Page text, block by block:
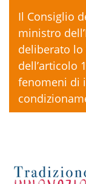
Il Consiglio
ministro
deliberato lo
dell’articolo
fenomeni di